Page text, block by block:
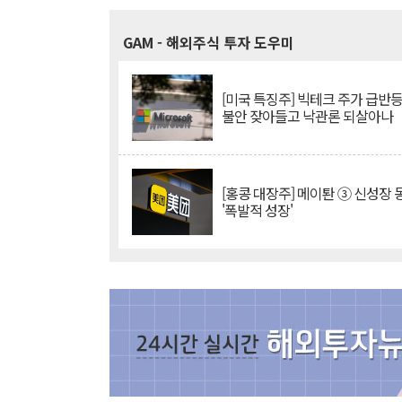
GAM - 해외주식 투자 도우미
[미국 특징주] 빅테크 주가 급반
불안 잦아들고 낙관론 되살아나
[홍콩 대장주] 메이퇀 ③ 신성장
'폭발적 성장'